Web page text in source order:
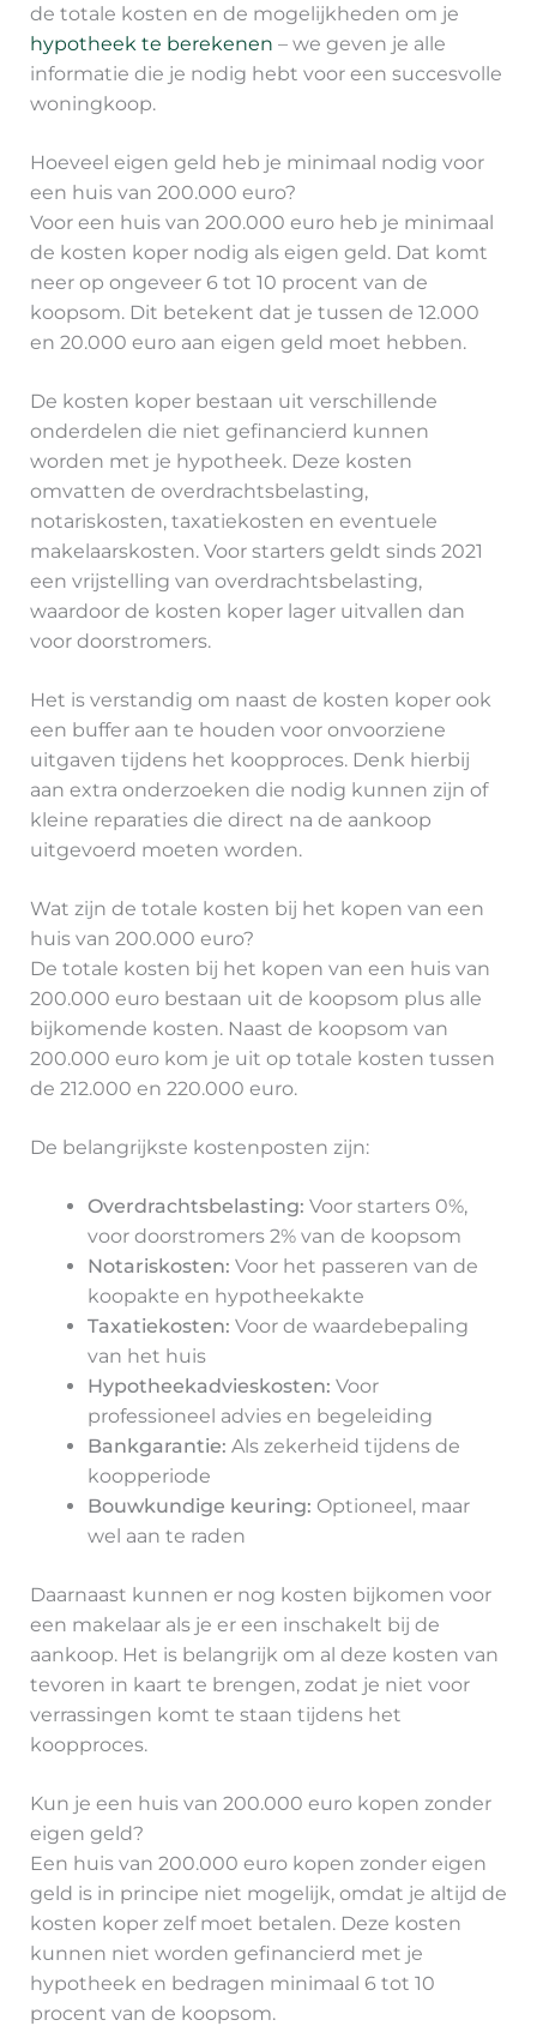
de totale kosten en de mogelijkheden om je
hypotheek te berekenen – we geven je alle
informatie die je nodig hebt voor een succesvolle
woningkoop.
Hoeveel eigen geld heb je minimaal nodig voor
een huis van 200.000 euro?
Voor een huis van 200.000 euro heb je minimaal
de kosten koper nodig als eigen geld. Dat komt
neer op ongeveer 6 tot 10 procent van de
koopsom. Dit betekent dat je tussen de 12.000
en 20.000 euro aan eigen geld moet hebben.
De kosten koper bestaan uit verschillende
onderdelen die niet gefinancierd kunnen
worden met je hypotheek. Deze kosten
omvatten de overdrachtsbelasting,
notariskosten, taxatiekosten en eventuele
makelaarskosten. Voor starters geldt sinds 2021
een vrijstelling van overdrachtsbelasting,
waardoor de kosten koper lager uitvallen dan
voor doorstromers.
Het is verstandig om naast de kosten koper ook
een buffer aan te houden voor onvoorziene
uitgaven tijdens het koopproces. Denk hierbij
aan extra onderzoeken die nodig kunnen zijn of
kleine reparaties die direct na de aankoop
uitgevoerd moeten worden.
Wat zijn de totale kosten bij het kopen van een
huis van 200.000 euro?
De totale kosten bij het kopen van een huis van
200.000 euro bestaan uit de koopsom plus alle
bijkomende kosten. Naast de koopsom van
200.000 euro kom je uit op totale kosten tussen
de 212.000 en 220.000 euro.
De belangrijkste kostenposten zijn:
Overdrachtsbelasting: Voor starters 0%,
voor doorstromers 2% van de koopsom
Notariskosten: Voor het passeren van de
koopakte en hypotheekakte
Taxatiekosten: Voor de waardebepaling
van het huis
Hypotheekadvieskosten: Voor
professioneel advies en begeleiding
Bankgarantie: Als zekerheid tijdens de
koopperiode
Bouwkundige keuring: Optioneel, maar
wel aan te raden
Daarnaast kunnen er nog kosten bijkomen voor
een makelaar als je er een inschakelt bij de
aankoop. Het is belangrijk om al deze kosten van
tevoren in kaart te brengen, zodat je niet voor
verrassingen komt te staan tijdens het
koopproces.
Kun je een huis van 200.000 euro kopen zonder
eigen geld?
Een huis van 200.000 euro kopen zonder eigen
geld is in principe niet mogelijk, omdat je altijd de
kosten koper zelf moet betalen. Deze kosten
kunnen niet worden gefinancierd met je
hypotheek en bedragen minimaal 6 tot 10
procent van de koopsom.